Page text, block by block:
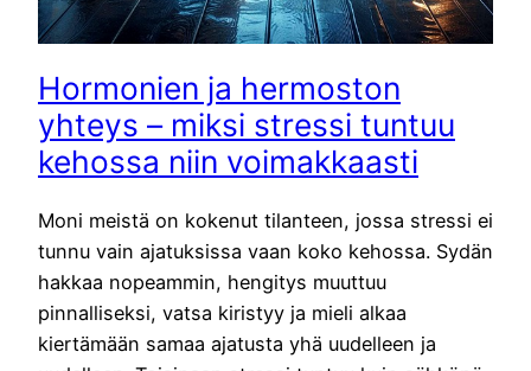
Hormonien ja hermoston
yhteys – miksi stressi tuntuu
kehossa niin voimakkaasti
Moni meistä on kokenut tilanteen, jossa stressi ei
tunnu vain ajatuksissa vaan koko kehossa. Sydän
hakkaa nopeammin, hengitys muuttuu
pinnalliseksi, vatsa kiristyy ja mieli alkaa
kiertämään samaa ajatusta yhä uudelleen ja